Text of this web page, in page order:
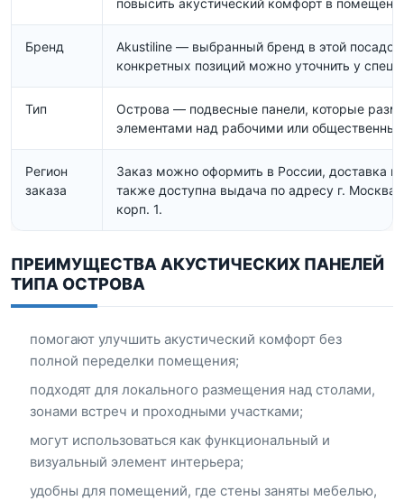
повысить акустический комфорт в
Бренд
Akustiline — выбранный бренд в этой
конкретных позиций можно уточнить у
Тип
Острова — подвесные панели, которые
элементами над рабочими или
Регион
заказа
Заказ можно оформить в России, доставка
также доступна выдача по адресу г. Москва,
корп. 1.
ПРЕИМУЩЕСТВА АКУСТИЧЕСКИХ ПАНЕЛЕЙ
ТИПА ОСТРОВА
помогают улучшить акустический комфорт без
полной переделки помещения;
подходят для локального размещения над столами,
зонами встреч и проходными участками;
могут использоваться как функциональный и
визуальный элемент интерьера;
удобны для помещений, где стены заняты мебелью,